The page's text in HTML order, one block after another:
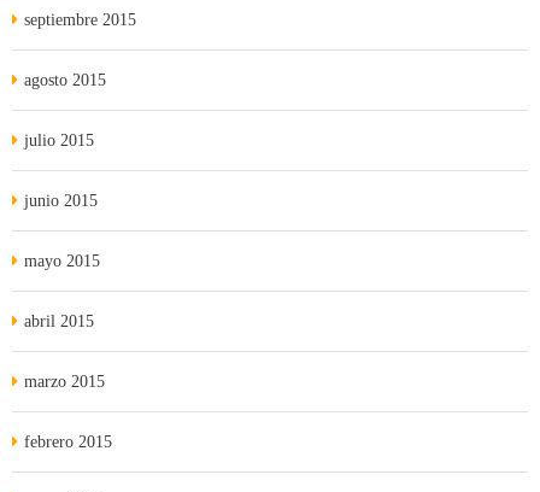
septiembre 2015
agosto 2015
julio 2015
junio 2015
mayo 2015
abril 2015
marzo 2015
febrero 2015